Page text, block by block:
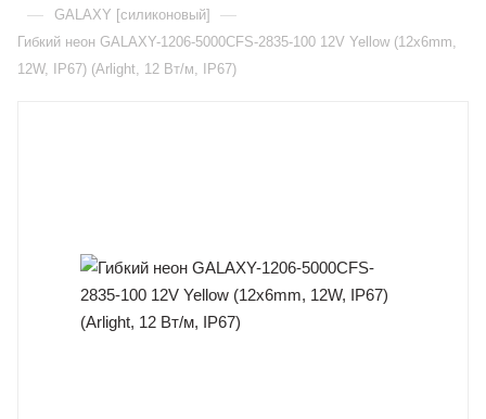
— GALAXY [силиконовый] —
Гибкий неон GALAXY-1206-5000CFS-2835-100 12V Yellow (12x6mm,
12W, IP67) (Arlight, 12 Вт/м, IP67)